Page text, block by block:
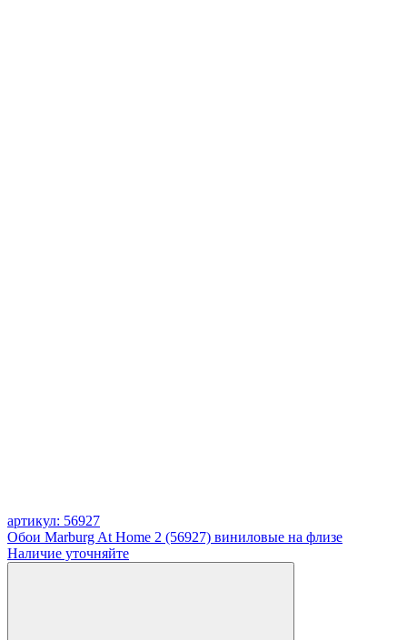
артикул: 56927
Обои Marburg At Home 2 (56927) виниловые на флизе
Наличие уточняйте